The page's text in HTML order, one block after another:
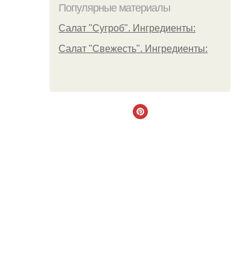
Популярные материалы
Салат "Сугроб". Ингредиенты:
Салат "Свежесть". Ингредиенты: